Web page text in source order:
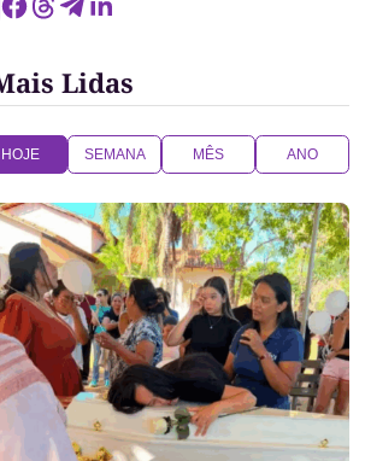
Lidas
HOJE SEMANA MÊS ANO